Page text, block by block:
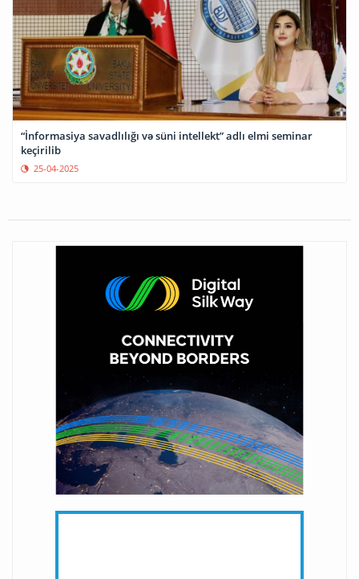
“İnformasiya savadlılığı və süni intellekt” adlı elmi seminar
keçirilib
25-04-2025